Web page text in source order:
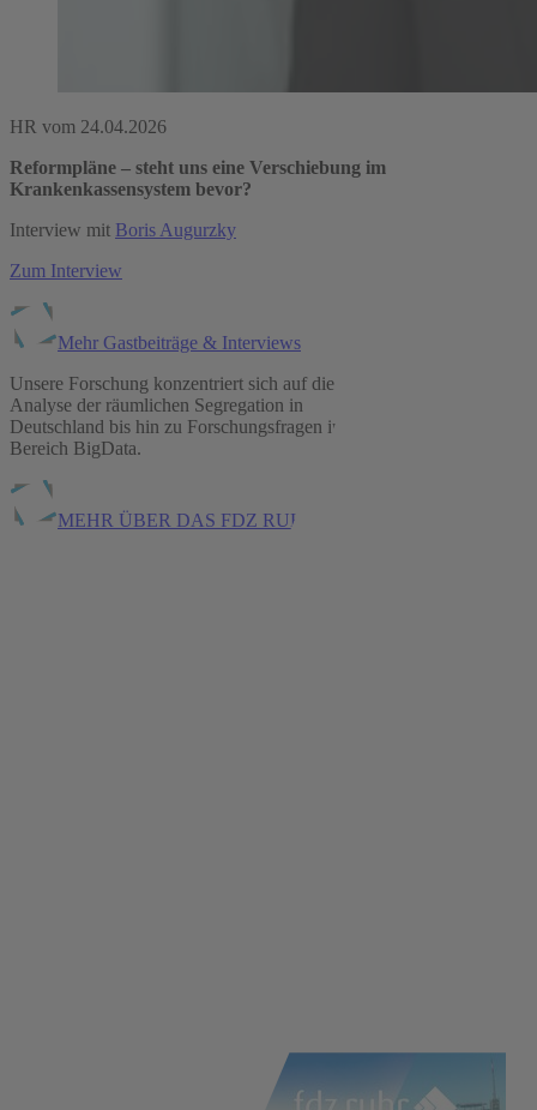
HR vom 24.04.2026
Reformpläne – steht uns eine Verschiebung im
Krankenkassensystem bevor?
Interview mit Boris Augurzky
Zum Interview
Mehr Gastbeiträge & Interviews
Unsere Forschung konzentriert sich auf die
Analyse der räumlichen Segregation in
Deutschland bis hin zu Forschungsfragen im
Bereich BigData.
MEHR ÜBER DAS FDZ RUHR